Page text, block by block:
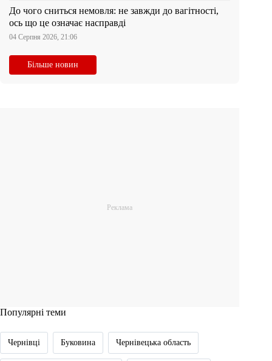
До чого сниться немовля: не завжди до вагітності,
ось що це означає насправді
04 Серпня 2026, 21:06
Більше новин
Популярні теми
Чернівці Буковина Чернівецька область